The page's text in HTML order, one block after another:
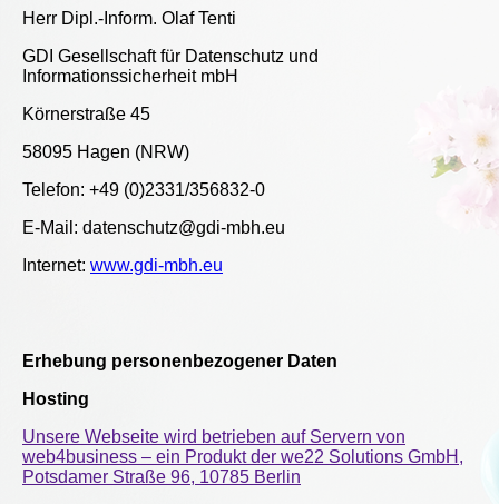
Herr Dipl.-Inform. Olaf Tenti
GDI Gesellschaft für Datenschutz und
Informationssicherheit mbH
Körnerstraße 45
58095 Hagen (NRW)
Telefon: +49 (0)2331/356832-0
E-Mail: datenschutz@gdi-mbh.eu
Internet: www.gdi-mbh.eu
Erhebung personenbezogener Daten
Hosting
Unsere Webseite wird betrieben auf Servern von
web4business – ein Produkt der we22 Solutions GmbH,
Potsdamer Straße 96, 10785 Berlin